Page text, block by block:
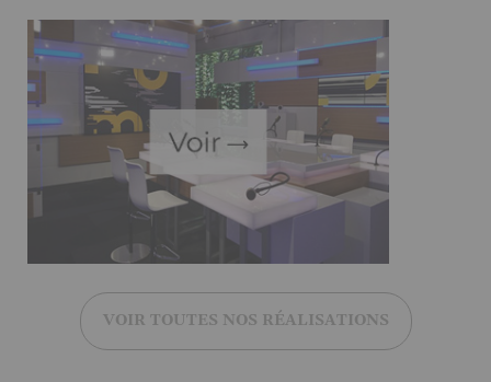
VOIR TOUTES NOS RÉALISATIONS